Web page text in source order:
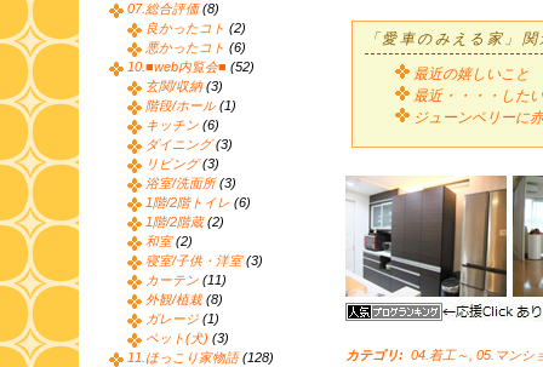
「愛車のみえる家」
最近の嬉しいこと
最近・・・・した
ジューンベリーに
カテゴリ: 04.着工～ 05.マンシ
07.総合評価(8)
良かったコト (2)
悪かったコト (6)
10.■web内覧会■ (52)
玄関/収納(3)
階段/ホール(1)
キッチン (6)
ダイニング(3)
リビング(3)
浴室/洗面所(3)
1階/2階トイレ (6)
1階/2階蔵(2)
和室(2)
寝室/子供・洋室(3)
カーテン (11)
外観/植栽(8)
ガレージ (1)
ペット(犬) (3)
11.ほっこり家物語(128)